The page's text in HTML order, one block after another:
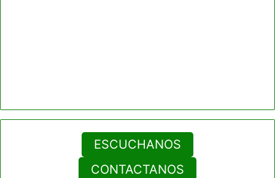
ESCUCHANOS
CONTACTANOS